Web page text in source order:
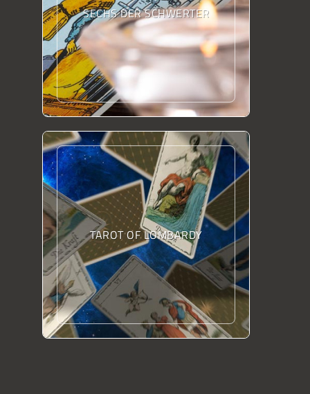
SECHS DER SCHWERTER
TAROT OF LOMBARDY